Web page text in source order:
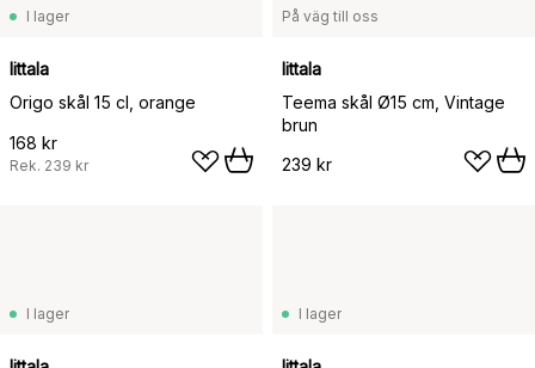
I lager
Iittala
Origo skål 15 cl, orange
168 kr
Rek. 239 kr
På väg till oss
Iittala
Teema skål Ø15 cm, Vintage
brun
239 kr
I lager I lager